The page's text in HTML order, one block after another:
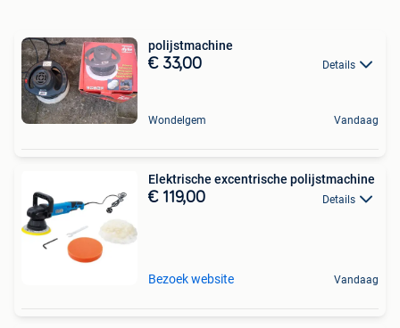
polijstmachine
€ 33,00 Details
Wondelgem Vandaag
Elektrische excentrische polijstmachine
€ 119,00 Details
Bezoek website Vandaag